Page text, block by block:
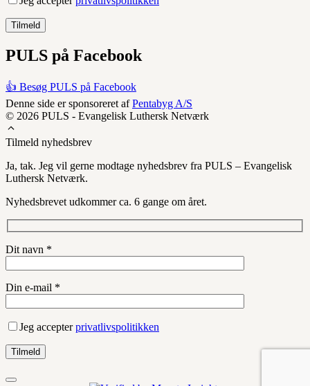
PULS på Facebook
👍 Besøg PULS på Facebook
Denne side er sponsoreret afPentabyg A/S
© 2026 PULS - Evangelisk Luthersk Netværk
Tilmeld nyhedsbrev
Ja, tak. Jeg vil gerne modtage nyhedsbrev fra PULS – Evangelisk
Luthersk Netværk.
Nyhedsbrevet udkommer ca. 6 gange om året.
Dit navn *
Din e-mail *
Jeg accepterprivatlivspolitikken